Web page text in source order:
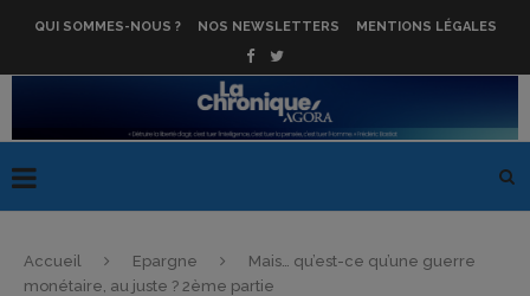
QUI SOMMES-NOUS ? NOS NEWSLETTERS MENTIONS LÉGALES
Accueil Epargne
Mais… qu’est-ce qu’une guerre
monétaire, au juste ? 2ème partie